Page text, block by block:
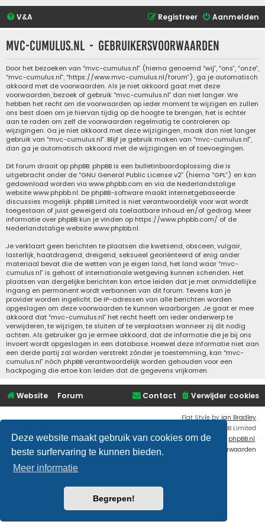
Deze website maakt gebruik van cookies om de
beste surfervaring te kunnen bieden.
Meer informatie
Begrepen!
V&A Aanmelden
Registreer
mvc-cumulus.nl - Gebruikersvoorwaarden
Door het bezoeken van “mvc-cumulus.nl” (hierna genoemd “wij”, “ons”, “onze”,
“mvc-cumulus.nl”, “https://www.mvc-cumulus.nl/forum”), ga je automatisch
akkoord met de voorwaarden. Als je niet akkoord gaat met deze
voorwaarden, bezoek of gebruik “mvc-cumulus.nl” dan niet langer. We
hebben het recht om de voorwaarden op ieder moment te wijzigen en zullen
ons best doen om je hiervan tijdig op de hoogte te brengen, het is echter
aan te raden om zelf de voorwaarden regelmatig te controleren op
wijzigingen. Ga je niet akkoord met deze wijzigingen, maak dan niet langer
gebruik van “mvc-cumulus.nl”. Blijf je gebruik maken van “mvc-cumulus.nl”,
dan ga je automatisch akkoord met de wijzigingen en of toevoegingen.
Dit forum draait op phpBB. phpBB is een bulletinboardoplossing die is
uitgebracht onder de “GNU General Public License v2” (hierna “GPL”) en kan
gedownload worden via www.phpbb.com en via de Nederlandstalige
websitewww.phpbb.nl. De phpBB-software maakt internetgebaseerde
discussies mogelijk. phpBB Limited is niet verantwoordelijk voor wat wordt
toegestaan of juist geweigerd als toelaatbare inhoud en/of gedrag. Meer
informatie over phpBB kun je vinden op https://www.phpbb.com/ of de
Nederlandstalige websitewww.phpbb.nl.
Je verklaart geen berichten te plaatsen die kwetsend, obsceen, vulgair,
lasterlijk, haatdragend, dreigend, seksueel georiënteerd of enig ander
materiaal bevat die de wetten van je eigen land, het land waar “mvc-
cumulus.nl” is gehost of internationale wetgeving kunnen schenden. Het
plaatsen van dergelijke berichten kan ertoe leiden dat je met onmiddellijke
ingang en permanent wordt verbannen van dit forum. Tevens kan je
provider worden ingelicht. De IP-adressen van alle berichten worden
opgeslagen om deze voorwaarden te kunnen waarborgen. Je gaat er mee
akkoord dat “mvc-cumulus.nl” het recht heeft om ieder onderwerp te
verwijderen, te wijzigen, te sluiten of te verplaatsen wanneer zij dit nodig
achten. Als gebruiker ga je ermee akkoord, dat de informatie die je bij ons
invoert wordt opgeslagen in een database. Hoewel deze informatie niet aan
een derde partij zal worden verstrekt zónder je toestemming, kan “mvc-
cumulus.nl” nóch phpBB verantwoordelijk worden gehouden voor een
hackpoging die ertoe kan leiden dat de gegevens vrijkomen.
Website Forum Verwijder cookies
Contact
Flat Style byIan Bradley
® Forum Software © phpBB Limited
Nederlandse vertaling door phpBB.nl.
Privacy
Gebruikersvoorwaarden